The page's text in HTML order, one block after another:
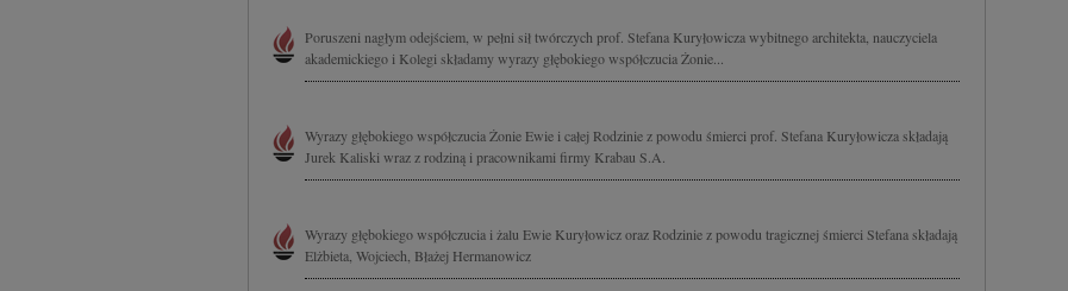
Poruszeni nagłym odejściem, w pełni sił twórczych prof. Stefana Kuryłowicza wybitnego architekta, nauczyciela
akademickiego i Kolegi składamy wyrazy głębokiego współczucia Żonie...
Wyrazy głębokiego współczucia Żonie Ewie i całej Rodzinie z powodu śmierci prof. Stefana Kuryłowicza składają
Jurek Kaliski wraz z rodziną i pracownikami firmy Krabau S.A.
Wyrazy głębokiego współczucia i żalu Ewie Kuryłowicz oraz Rodzinie z powodu tragicznej śmierci Stefana składają
Elżbieta, Wojciech, Błażej Hermanowicz